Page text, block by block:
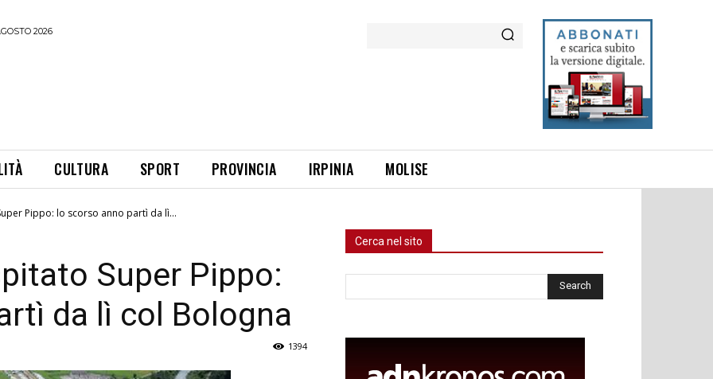
2026
CULTURA SPORT PROVINCIA IRPINIA MOLISE
Pippo: lo scorso anno partì da lì...
Super Pippo:
da lì col Bologna
1394
Cerca nel sito